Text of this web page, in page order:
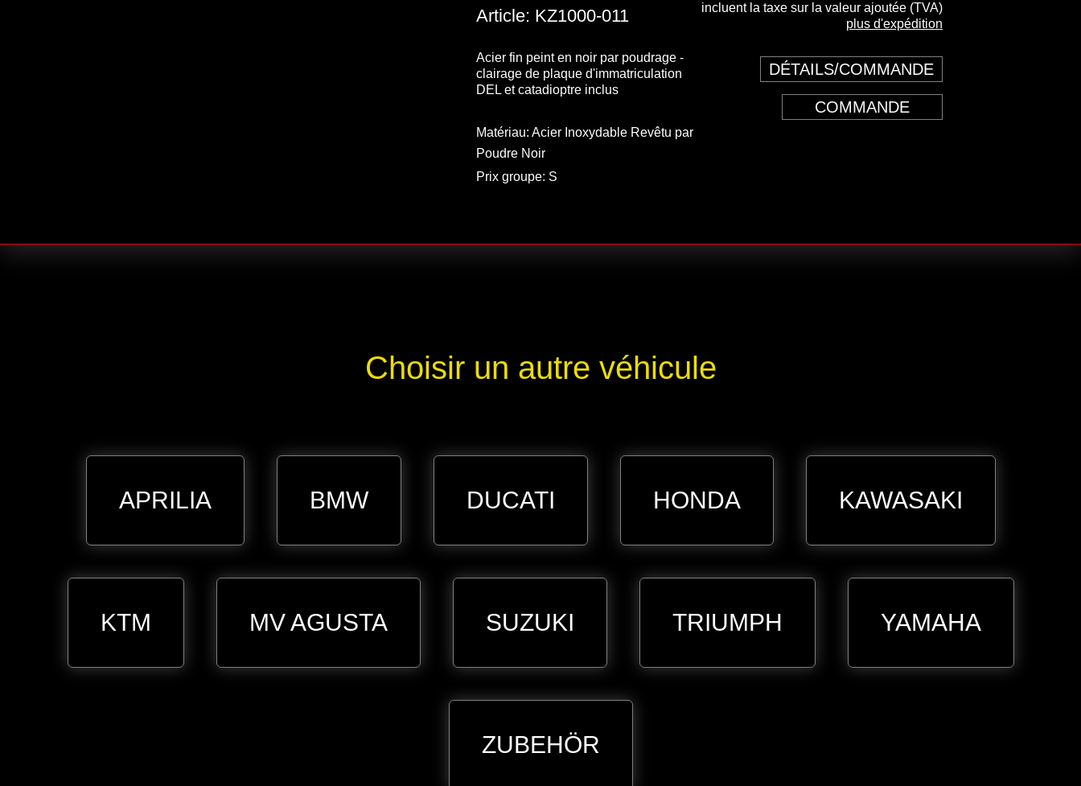
Article: KZ1000-011
Acier fin peint en noir par poudrage -
clairage de plaque d'immatriculation
DEL et catadioptre inclus
Matériau: Acier Inoxydable Revêtu par
Poudre Noir
Prix groupe: S
incluent la taxe sur la valeur ajoutée (TVA)
plus d'expédition
DÉTAILS/COMMANDE
COMMANDE
Choisir un autre véhicule
APRILIA BMW DUCATI HONDA KAWASAKI
KTM MV AGUSTA SUZUKI TRIUMPH YAMAHA
ZUBEHÖR